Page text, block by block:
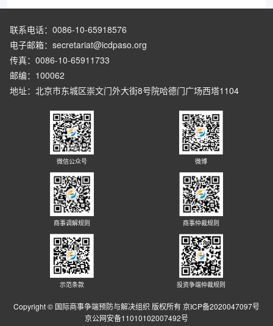
联系电话：0086-10-65918576
电子邮箱：secretariat@icdpaso.org
传真：0086-10-65911733
邮编：100062
地址：北京市东城区崇文门外大街8号院哈德门广场西塔1104
微信公众号 微博
商事调解规则 商事仲裁规则
示范条款 投资争端仲裁规则
Copyright © 国际商事争端预防与解决组织 版权所有 京ICP备2020047097号
京公网安备11010102007492号